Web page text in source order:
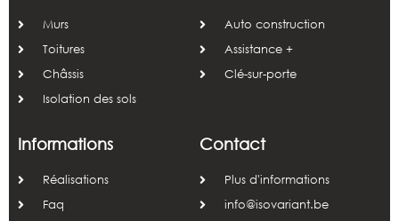
Murs
Toitures
Châssis
Isolation des sols
Auto construction
Assistance +
Clé-sur-porte
Informations
Réalisations
Faq
Contact
Plus d'informations
info@isovariant.be